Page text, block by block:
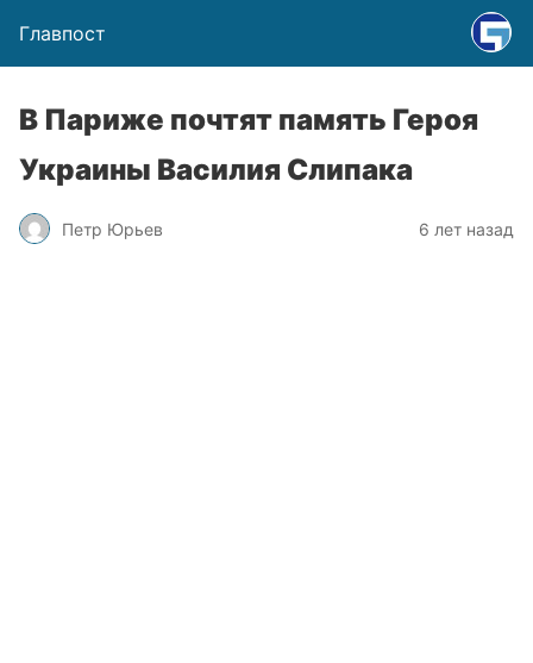
Главпост
В Париже почтят память Героя
Украины Василия Слипака
Петр Юрьев 6 лет назад